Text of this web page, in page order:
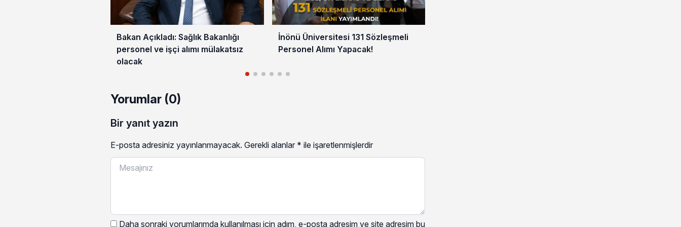
Bakan Açıkladı: Sağlık Bakanlığı
personel ve işçi alımı mülakatsız
olacak
İnönü Üniversitesi 131 Sözleşmeli
Personel Alımı Yapacak!
Yorumlar (0)
Bir yanıt yazın
E-posta adresiniz yayınlanmayacak. Gerekli alanlar * ile işaretlenmişlerdir
Daha sonraki yorumlarımda kullanılması için adım, e-posta adresim ve site adresim bu